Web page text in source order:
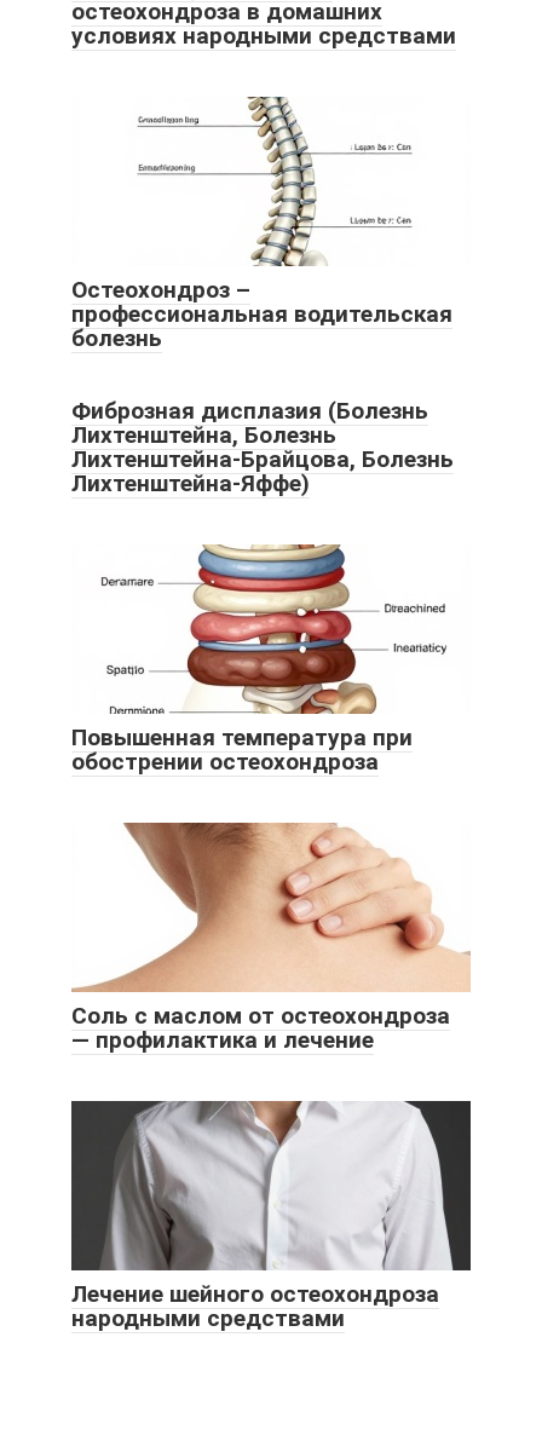
остеохондроза в домашних
условиях народными средствами
Остеохондроз –
профессиональная водительская
болезнь
Фиброзная дисплазия (Болезнь
Лихтенштейна, Болезнь
Лихтенштейна-Брайцова, Болезнь
Лихтенштейна-Яффе)
Повышенная температура при
обострении остеохондроза
Соль с маслом от остеохондроза
— профилактика и лечение
Лечение шейного остеохондроза
народными средствами